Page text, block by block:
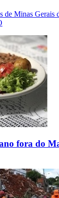
de Minas Gerais
fora do